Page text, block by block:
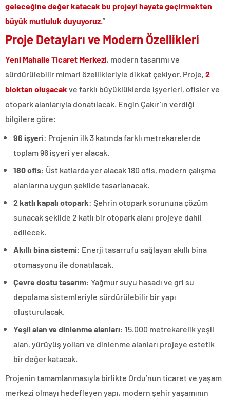
geleceğine değer katacak bu projeyi hayata geçirmekten
büyük mutluluk duyuyoruz.”
Proje Detayları ve Modern Özellikleri
Yeni Mahalle Ticaret Merkezi, modern tasarımı ve
sürdürülebilir mimari özellikleriyle dikkat çekiyor. Proje, 2
bloktan oluşacak ve farklı büyüklüklerde işyerleri, ofisler ve
otopark alanlarıyla donatılacak. Engin Çakır’ın verdiği
bilgilere göre:
96 işyeri: Projenin ilk 3 katında farklı metrekarelerde
toplam 96 işyeri yer alacak.
180 ofis: Üst katlarda yer alacak 180 ofis, modern çalışma
alanlarına uygun şekilde tasarlanacak.
2 katlı kapalı otopark: Şehrin otopark sorununa çözüm
sunacak şekilde 2 katlı bir otopark alanı projeye dahil
edilecek.
Akıllı bina sistemi: Enerji tasarrufu sağlayan akıllı bina
otomasyonu ile donatılacak.
Çevre dostu tasarım: Yağmur suyu hasadı ve gri su
depolama sistemleriyle sürdürülebilir bir yapı
oluşturulacak.
Yeşil alan ve dinlenme alanları: 15.000 metrekarelik yeşil
alan, yürüyüş yolları ve dinlenme alanları projeye estetik
bir değer katacak.
Projenin tamamlanmasıyla birlikte Ordu’nun ticaret ve yaşam
merkezi olmayı hedefleyen yapı, modern şehir yaşamının